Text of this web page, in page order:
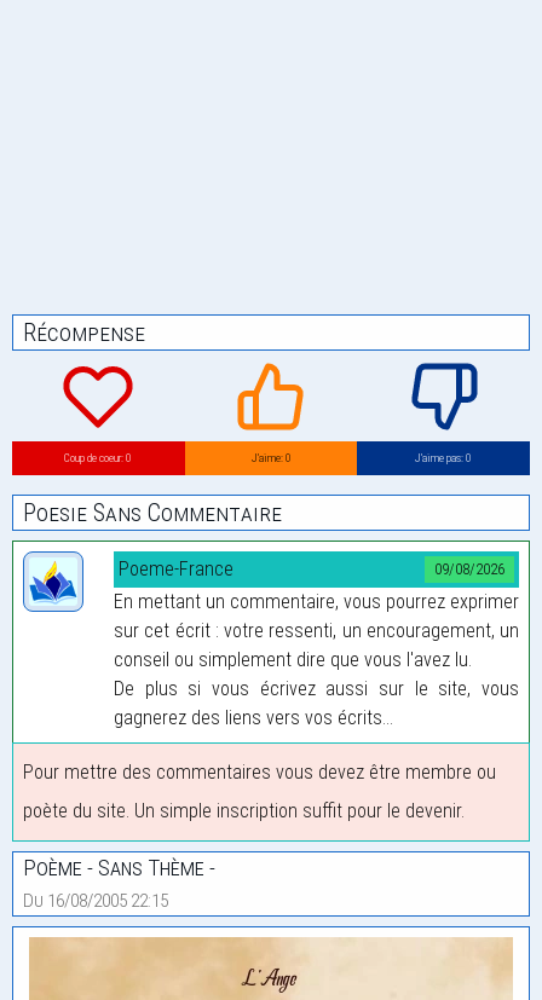
Récompense
Coup de coeur: 0 J’aime: 0 J’aime pas: 0
Poesie Sans Commentaire
09/08/2026
Poeme-France
En mettant un commentaire, vous pourrez exprimer
sur cet écrit : votre ressenti, un encouragement, un
conseil ou simplement dire que vous l'avez lu.
De plus si vous écrivez aussi sur le site, vous
gagnerez des liens vers vos écrits...
Pour mettre des commentaires vous devez être membre ou
poète du site. Un simple inscription suffit pour le devenir.
Poème - Sans Thème -
Du 16/08/2005 22:15